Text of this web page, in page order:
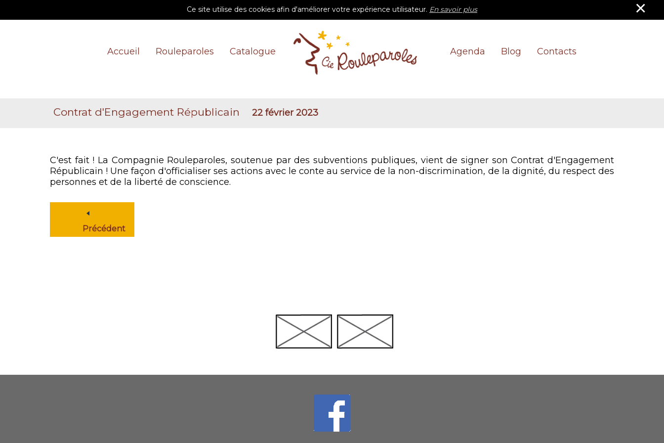
Ce site utilise des cookies afin d'améliorer votre expérience utilisateur. En savoir plus ×
Accueil Rouleparoles Catalogue Agenda Blog Contacts
Contrat d'Engagement Républicain 22 février 2023
C'est fait ! La Compagnie Rouleparoles, soutenue par des subventions publiques, vient de signer son Contrat d'Engagement
Républicain ! Une façon d'officialiser ses actions avec le conte au service de la non-discrimination, de la dignité, du respect des
personnes et de la liberté de conscience.
Précédent